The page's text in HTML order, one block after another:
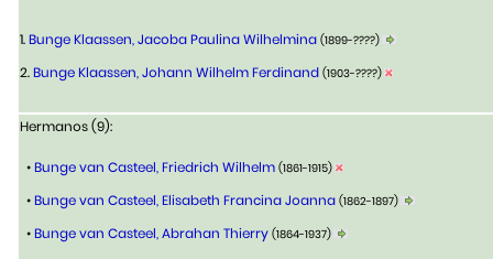
1.Bunge Klaassen, Jacoba Paulina Wilhelmina (1899-????)
2.Bunge Klaassen, Johann Wilhelm Ferdinand (1903-????)
Hermanos (9):
•Bunge van Casteel, Friedrich Wilhelm (1861-1915)
•Bunge van Casteel, Elisabeth Francina Joanna (1862-1897)
•Bunge van Casteel, Abrahan Thierry (1864-1937)